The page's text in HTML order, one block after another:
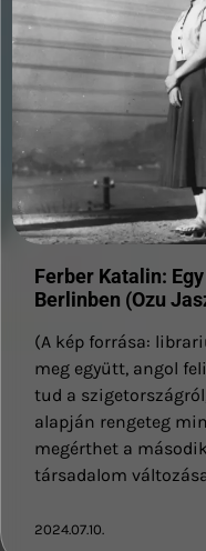
Ferber Katalin:
Berlinben (Ozu
(A kép forrása:
meg együtt, angol
tud a
alapján rengeteg
megérthet a
társadalom
2024.07.10.